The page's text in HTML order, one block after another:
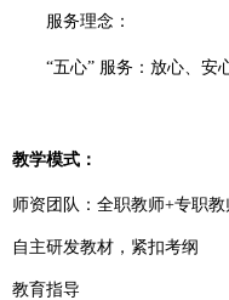
服务理念：
“五心” 服务：放心、安
教学模式：
师资团队：全职教师+专职
自主研发教材，紧扣考纲
教育指导